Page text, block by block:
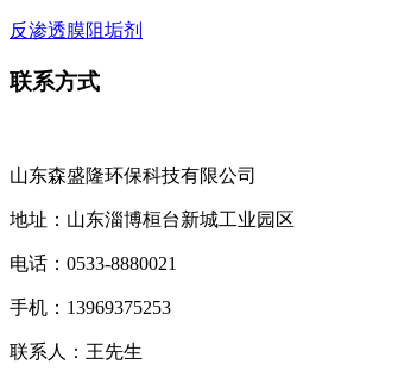
反渗透膜阻垢剂
联系方式
山东森盛隆环保科技有限公司
地址：山东淄博桓台新城工业园区
电话： 0533-8880021
手机： 13969375253
联系人：王先生